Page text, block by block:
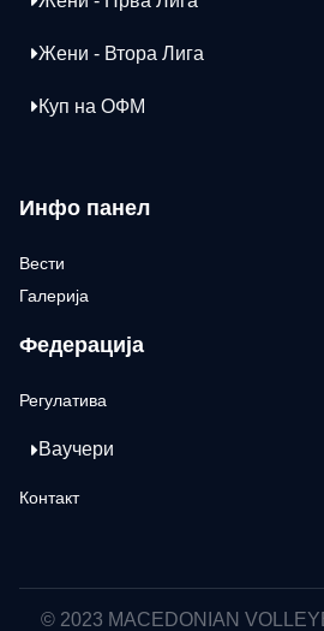
Жени - Втора Лига
Куп на ОФМ
Инфо панел
Вести
Галерија
Федерација
Регулатива
Ваучери
Контакт
© 2023 MACEDONIAN